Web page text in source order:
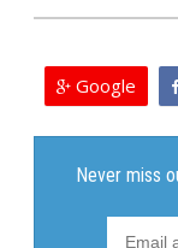
Google